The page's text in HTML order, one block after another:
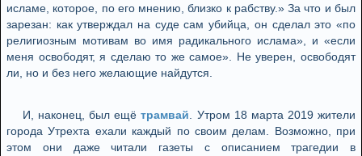
исламе, которое, по его мнению, близко к рабству.» За что и был
зарезан: как утверждал на суде сам убийца, он сделал это «по
религиозным мотивам во имя радикального ислама», и «если
меня освободят, я сделаю то же самое». Не уверен, освободят
ли, но и без него желающие найдутся.
И, наконец, был ещётрамвай . Утром 18 марта 2019 жители
города Утрехта ехали каждый по своим делам. Возможно, при
этом они даже читали газеты с описанием трагедии в